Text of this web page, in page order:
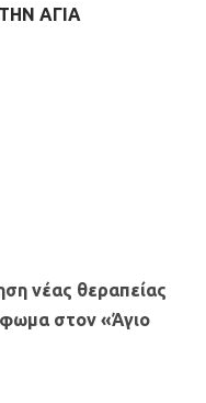
ΑΓΙΑ
νέας θεραπείας
στον «Άγιο